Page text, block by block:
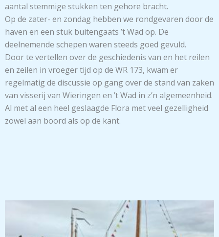
aantal stemmige stukken ten gehore bracht.
Op de zater- en zondag hebben we rondgevaren door de
haven en een stuk buitengaats ’t Wad op. De
deelnemende schepen waren steeds goed gevuld.
Door te vertellen over de geschiedenis van en het reilen
en zeilen in vroeger tijd op de WR 173, kwam er
regelmatig de discussie op gang over de stand van zaken
van visserij van Wieringen en ’t Wad in z’n algemeenheid.
Al met al een heel geslaagde Flora met veel gezelligheid
zowel aan boord als op de kant.